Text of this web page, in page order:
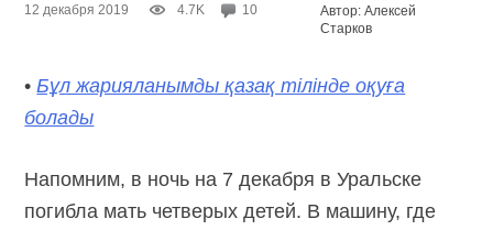
12 декабря 2019 4.7K 10
Автор: Алексей
Старков
•Бұл жарияланымды қазақ тілінде оқуға
болады
Напомним, в ночь на 7 декабря в Уральске
погибла мать четверых детей. В машину, где